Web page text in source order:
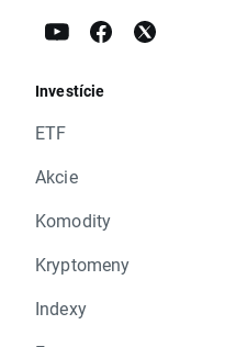
Investície
ETF
Akcie
Komodity
Kryptomeny
Indexy